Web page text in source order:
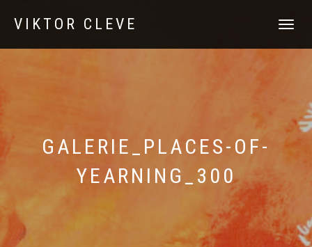
VIKTOR CLEVE
GALERIE_PLACES-OF-
YEARNING_300